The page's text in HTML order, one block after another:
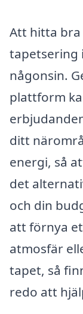
Att hitta
tapetsering
någonsin.
plattform
ditt
energi, så
det
och din
att förnya
atmosfär
tapet, så
redo att